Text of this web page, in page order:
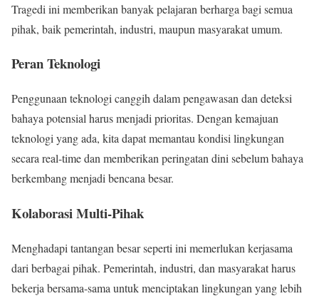
Tragedi ini memberikan banyak pelajaran berharga bagi semua
pihak, baik pemerintah, industri, maupun masyarakat umum.
Peran Teknologi
Penggunaan teknologi canggih dalam pengawasan dan deteksi
bahaya potensial harus menjadi prioritas. Dengan kemajuan
teknologi yang ada, kita dapat memantau kondisi lingkungan
secara real-time dan memberikan peringatan dini sebelum bahaya
berkembang menjadi bencana besar.
Kolaborasi Multi-Pihak
Menghadapi tantangan besar seperti ini memerlukan kerjasama
dari berbagai pihak. Pemerintah, industri, dan masyarakat harus
bekerja bersama-sama untuk menciptakan lingkungan yang lebih